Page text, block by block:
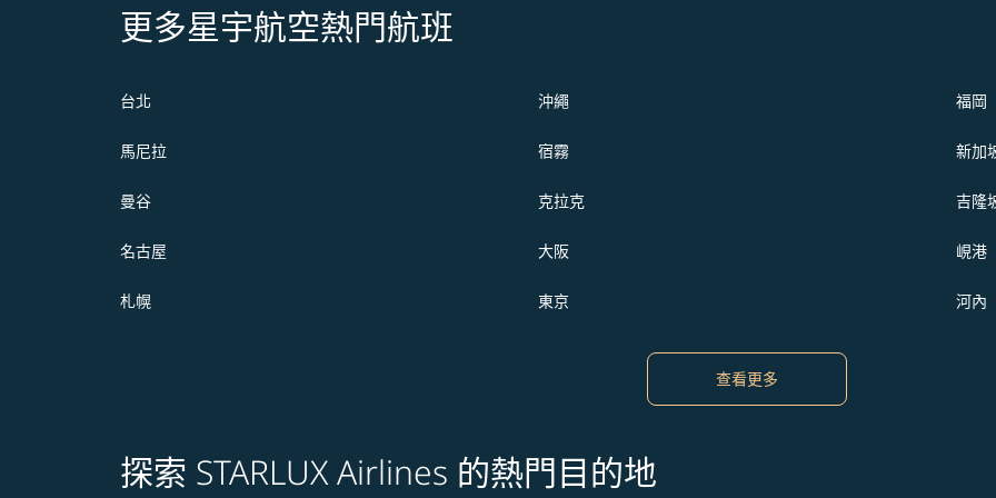
更多星宇航空熱門航班
台北 沖繩 福岡
馬尼拉 宿霧 新加
曼谷 克拉克 吉隆
名古屋 大阪 峴港
札幌 東京 河內
查看更多
探索 STARLUX Airlines 的熱門目的地